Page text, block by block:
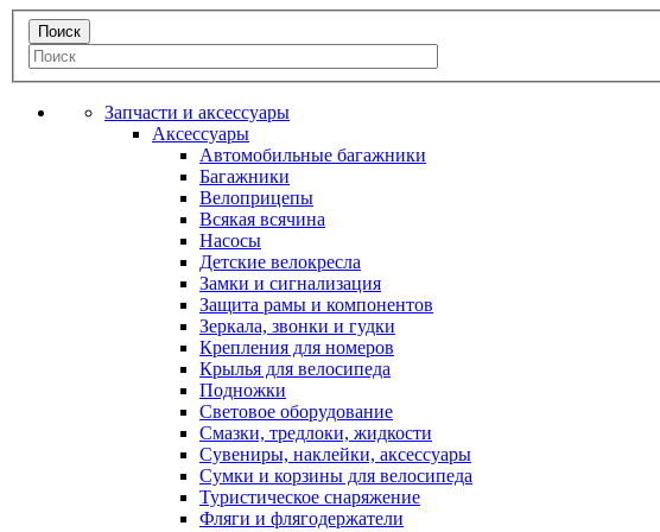
Запчасти и аксессуары
Аксессуары
Автомобильные багажники
Багажники
Велоприцепы
Всякая всячина
Насосы
Детские велокресла
Замки и сигнализация
Защита рамы и компонентов
Зеркала, звонки и гудки
Крепления для номеров
Крылья для велосипеда
Подножки
Световое оборудование
Смазки, тредлоки, жидкости
Сувениры, наклейки, аксессуары
Сумки и корзины для велосипеда
Туристическое снаряжение
Фляги и флягодержатели